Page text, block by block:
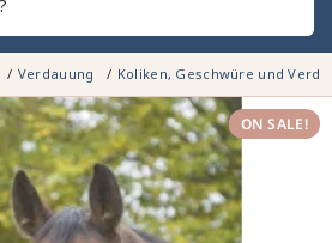
Verdauung Koliken, Geschwüre und
ON SALE!